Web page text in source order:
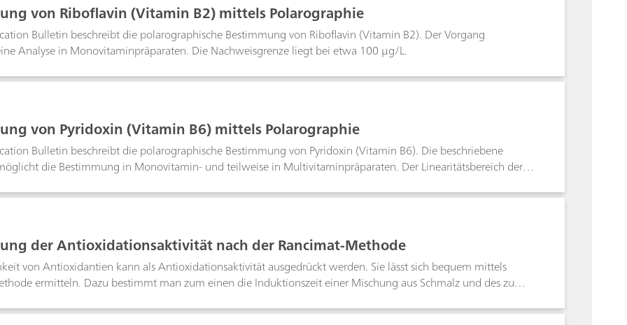
von Riboflavin (Vitamin B2) mittels Polarographie
Bulletin beschreibt die polarographische Bestimmung von Riboflavin (Vitamin B2). Der Vorgang
Analyse in Monovitaminpräparaten. Die Nachweisgrenze liegt bei etwa 100 μg/L.
von Pyridoxin (Vitamin B6) mittels Polarographie
Bulletin beschreibt die polarographische Bestimmung von Pyridoxin (Vitamin B6). Die beschriebene
die Bestimmung in Monovitamin- und teilweise in Multivitaminpräparaten. Der Linearitätsbereich der
der Antioxidationsaktivität nach der Rancimat-Methode
von Antioxidantien kann als Antioxidationsaktivität ausgedrückt werden. Sie lässt sich bequem mittels
ermitteln. Dazu bestimmt man zum einen die Induktionszeit einer Mischung aus Schmalz und des zu
und wird als Antioxidationsaktivitäts-Index (AI) bezeichnet.Diese Applikation beschreibt die Bestimmung des